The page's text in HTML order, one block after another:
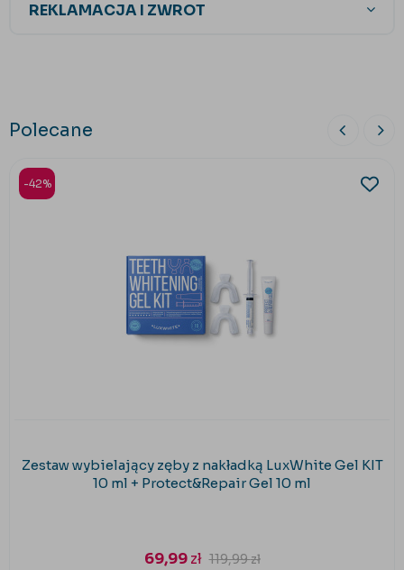
REKLAMACJA I ZWROT
Polecane
-42%
Zestaw wybielający zęby z nakładką LuxWhite Gel KIT
10 ml + Protect&Repair Gel 10 ml
69,99zł 119,99zł